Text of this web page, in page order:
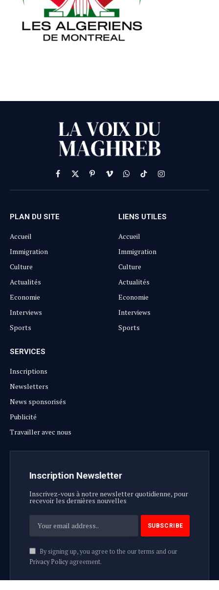
Facebook
X
(Twitter)
PinterestVimeoWhatsApp
TikTokInstagram
PLAN DU SITE
Accueil
Immigration
Culture
Actualités
Economie
Interviews
Sports
LIENS UTILES
Accueil
Immigration
Culture
Actualités
Economie
Interviews
Sports
SERVICES
Inscriptions
Newsletters
News sponsorisés
Publicité
Travailler avec nous
Inscription Newsletter
Inscrivez-vous à notre newsletter quotidienne, pour
recevoir les dernières nouvelles
By signing up, you agree to the our terms and our
Privacy Policyagreement.